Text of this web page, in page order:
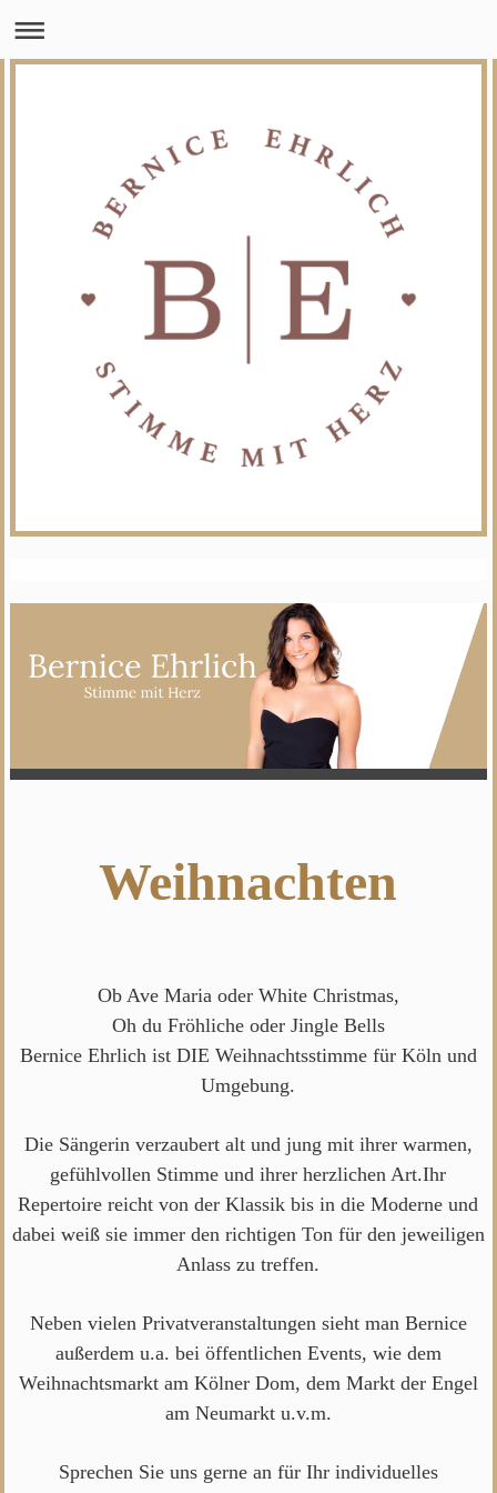
Weihnachten
Ob Ave Maria oder White Christmas,
Oh du Fröhliche oder Jingle Bells
Bernice Ehrlich ist DIE Weihnachtsstimme für Köln und
Umgebung.
Die Sängerin verzaubert alt und jung mit ihrer warmen,
gefühlvollen Stimme und ihrer herzlichen Art.Ihr
Repertoire reicht von der Klassik bis in die Moderne und
dabei weiß sie immer den richtigen Ton für den jeweiligen
Anlass zu treffen.
Neben vielen Privatveranstaltungen sieht man Bernice
außerdem u.a. bei öffentlichen Events, wie dem
Weihnachtsmarkt am Kölner Dom, dem Markt der Engel
am Neumarkt u.v.m.
Sprechen Sie uns gerne an für Ihr individuelles